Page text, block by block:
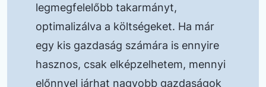
legmegfelelőbb takarmányt,
optimalizálva a költségeket. Ha már
egy kis gazdaság számára is ennyire
hasznos, csak elképzelhetem, mennyi
előnnyel járhat nagyobb gazdaságok